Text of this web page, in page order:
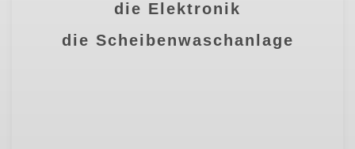
die Elektronik
die Scheibenwaschanlage